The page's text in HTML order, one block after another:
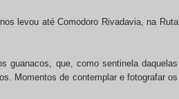
levou até Comodoro Rivadavia, na Ruta
guanacos, que, como sentinela daquelas
Momentos de contemplar e fotografar os